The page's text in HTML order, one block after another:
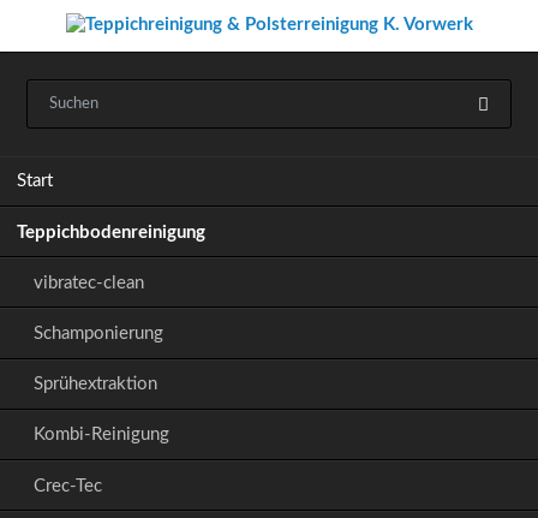
Start
Teppichbodenreinigung
vibratec-clean
Schamponierung
Sprühextraktion
Kombi-Reinigung
Crec-Tec